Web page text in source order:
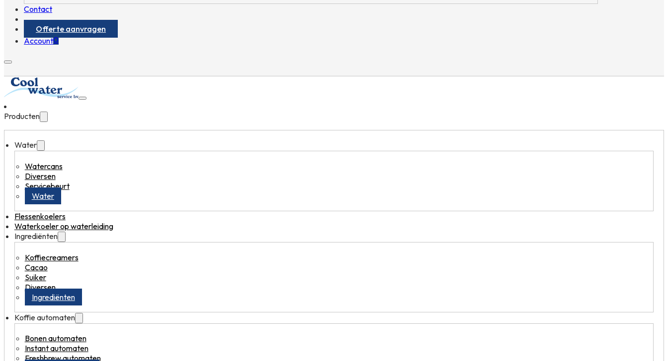
Contact
Offerte aanvragen
Account0
Producten
Water
Watercans
Diversen
Servicebeurt
Water
Flessenkoelers
Waterkoeler op waterleiding
Ingrediënten
Koffiecreamers
Cacao
Suiker
Diversen
Ingrediënten
Koffie automaten
Bonen automaten
Instant automaten
Freshbrew automaten